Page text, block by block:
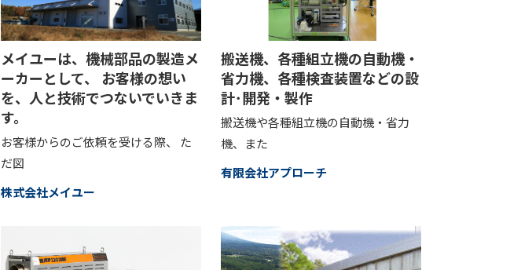
メイユーは、機械部品の製造メ
ーカーとして、 お客様の想い
を、人と技術でつないでいきま
す。
お客様からのご依頼を受ける際、 た
だ図
株式会社メイユー
搬送機、各種組立機の自動機・
省力機、各種検査装置などの設
計･開発・製作
搬送機や各種組立機の自動機・省力
機、また
有限会社アプローチ